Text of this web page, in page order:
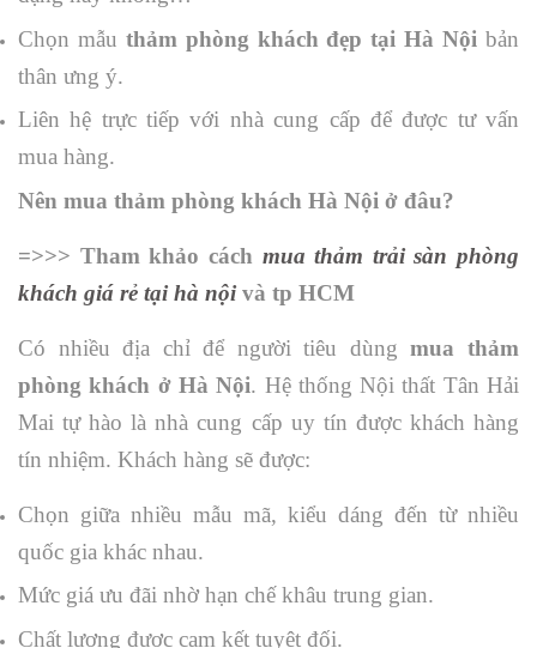
Chọn mẫu thảm phòng khách đẹp tại Hà Nộibản
thân ưng ý.
Liên hệ trực tiếp với nhà cung cấp để được tư vấn
mua hàng.
Nên mua thảm phòng khách Hà Nội ở đâu?
=>>> Tham khảo cách mua thảm trải sàn phòng
khách giá rẻ tại hà nộivà tp HCM
Có nhiều địa chỉ để người tiêu dùngmua thảm
phòng khách ở Hà Nội. Hệ thống Nội thất Tân Hải
Mai tự hào là nhà cung cấp uy tín được khách hàng
tín nhiệm. Khách hàng sẽ được:
Chọn giữa nhiều mẫu mã, kiểu dáng đến từ nhiều
quốc gia khác nhau.
Mức giá ưu đãi nhờ hạn chế khâu trung gian.
Chất lượng được cam kết tuyệt đối.